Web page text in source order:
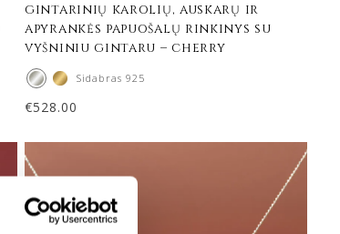
gintarinių karolių, auskarų ir
apyrankės papuošalų rinkinys su
vyšniniu gintaru – cherry
Sidabras 925
€528.00